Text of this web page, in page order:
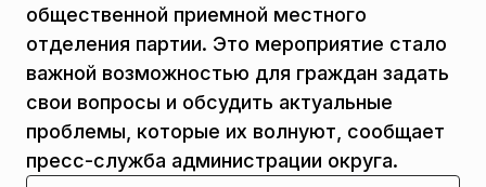
общественной приемной местного
отделения партии. Это мероприятие стало
важной возможностью для граждан задать
свои вопросы и обсудить актуальные
проблемы, которые их волнуют, сообщает
пресс-служба администрации округа.